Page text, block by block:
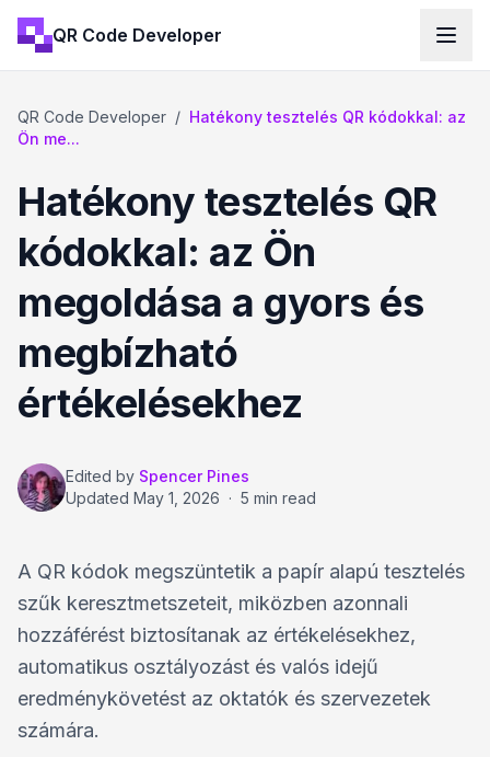
QR Code Developer
QR Code Developer / Hatékony tesztelés QR kódokkal: az
Ön me...
Hatékony tesztelés QR
kódokkal: az Ön
megoldása a gyors és
megbízható
értékelésekhez
Edited by Spencer Pines
Updated May 1, 2026 · 5 min read
A QR kódok megszüntetik a papír alapú tesztelés
szűk keresztmetszeteit, miközben azonnali
hozzáférést biztosítanak az értékelésekhez,
automatikus osztályozást és valós idejű
eredménykövetést az oktatók és szervezetek
számára.